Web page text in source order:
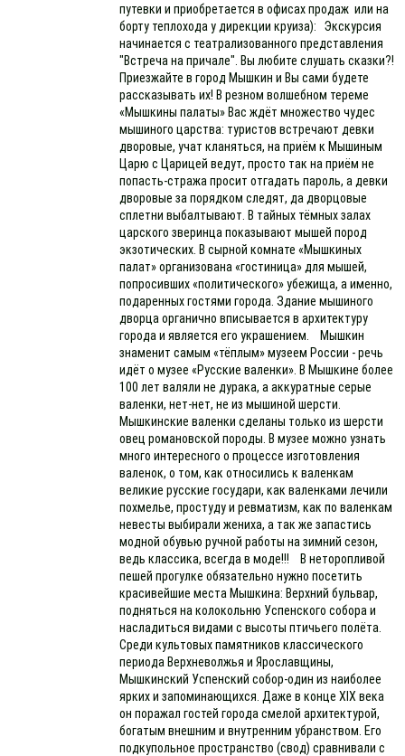
путевки и приобретается в офисах продаж или на
борту теплохода у дирекции круиза): Экскурсия
начинается с театрализованного представления
"Встреча на причале". Вы любите слушать сказки?!
Приезжайте в город Мышкин и Вы сами будете
рассказывать их! В резном волшебном тереме
«Мышкины палаты» Вас ждёт множество чудес
мышиного царства: туристов встречают девки
дворовые, учат кланяться, на приём к Мышиным
Царю с Царицей ведут, просто так на приём не
попасть-стража просит отгадать пароль, а девки
дворовые за порядком следят, да дворцовые
сплетни выбалтывают. В тайных тёмных залах
царского зверинца показывают мышей пород
экзотических. В сырной комнате «Мышкиных
палат» организована «гостиница» для мышей,
попросивших «политического» убежища, а именно,
подаренных гостями города. Здание мышиного
дворца органично вписывается в архитектуру
города и является его украшением. Мышкин
знаменит самым «тёплым» музеем России - речь
идёт о музее «Русские валенки». В Мышкине более
100 лет валяли не дурака, а аккуратные серые
валенки, нет-нет, не из мышиной шерсти.
Мышкинские валенки сделаны только из шерсти
овец романовской породы. В музее можно узнать
много интересного о процессе изготовления
валенок, о том, как относились к валенкам
великие русские государи, как валенками лечили
похмелье, простуду и ревматизм, как по валенкам
невесты выбирали жениха, а так же запастись
модной обувью ручной работы на зимний сезон,
ведь классика, всегда в моде!!! В неторопливой
пешей прогулке обязательно нужно посетить
красивейшие места Мышкина: Верхний бульвар,
подняться на колокольню Успенского собора и
насладиться видами с высоты птичьего полёта.
Среди культовых памятников классического
периода Верхневолжья и Ярославщины,
Мышкинский Успенский собор-один из наиболее
ярких и запоминающихся. Даже в конце XIX века
он поражал гостей города смелой архитектурой,
богатым внешним и внутренним убранством. Его
подкупольное пространство (свод) сравнивали с